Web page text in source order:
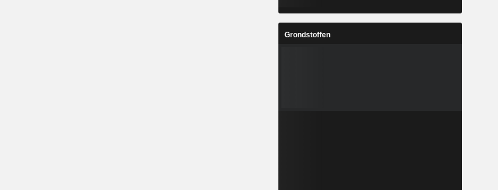
Grondstoffen